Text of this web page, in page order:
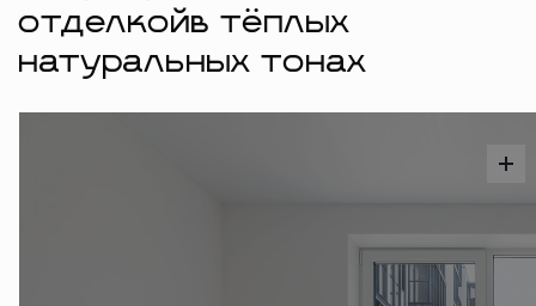
отделкойв тёплых
натуральных тонах